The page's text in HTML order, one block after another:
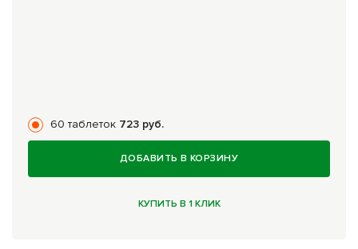
60 таблеток 723 руб.
ДОБАВИТЬ В КОРЗИНУ
КУПИТЬ В 1 КЛИК